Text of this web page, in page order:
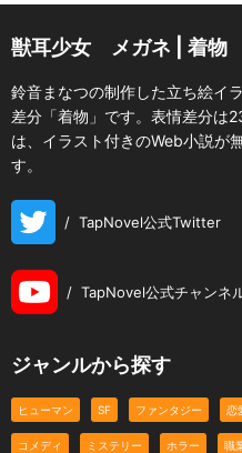
獣耳少女 メガネ | 着物
鈴音まなつの制作した立ち絵イ
差分「着物」です。表情差分は
は、イラスト付きのWeb小説が
す。
/ TapNovel公式Twitter
/ TapNovel公式チャンネ
ジャンルから探す
ヒューマン SF ファンタジー 恋
コメディ ミステリー ホラー 職